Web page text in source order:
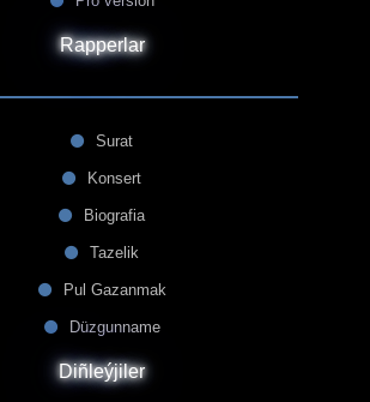
Rapperlar
Surat
Konsert
Biografia
Tazelik
Pul Gazanmak
Düzgunname
Diñleýjiler